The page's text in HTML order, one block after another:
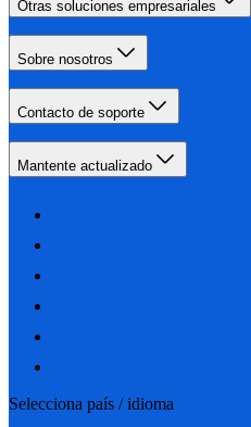
Otras soluciones empresariales
Sobre nosotros
Contacto de soporte
Mantente actualizado
Selecciona país / idioma